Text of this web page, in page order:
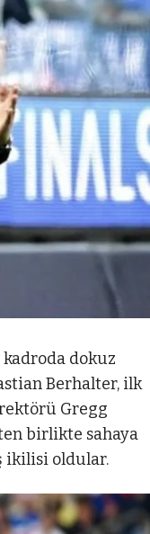
dokuz
Berhalter, ilk
Gregg
birlikte sahaya
ikilisi oldular.